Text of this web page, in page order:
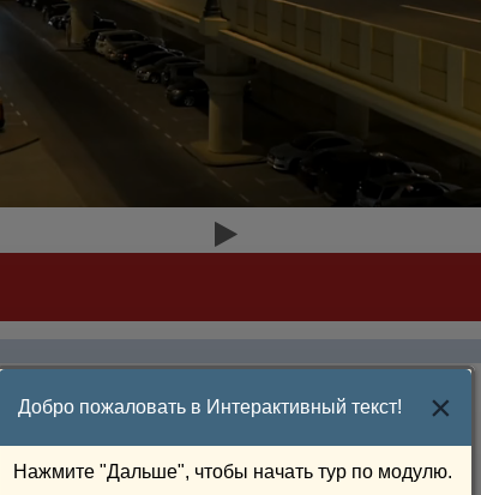
Добро пожаловать в Интерактивный текст! ×
Нажмите "Дальше", чтобы начать тур по модулю.